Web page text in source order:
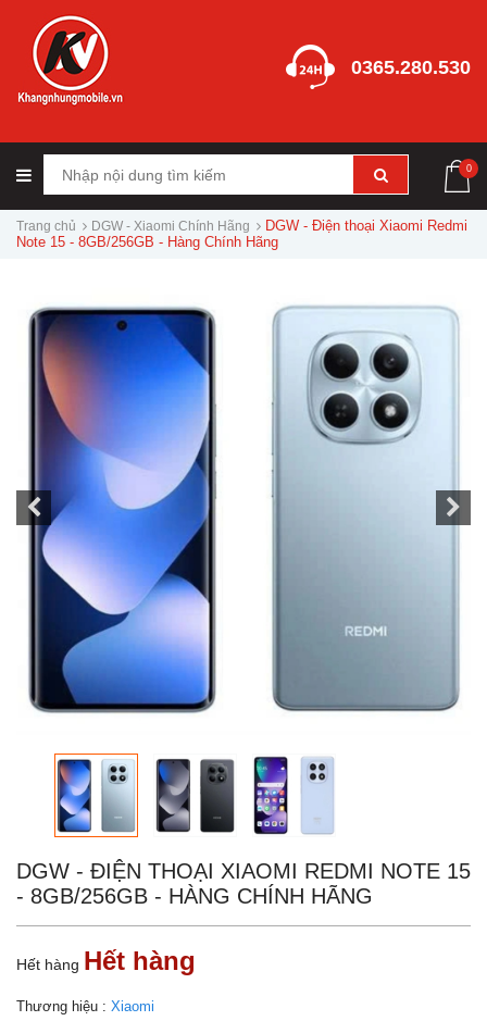
0365.280.530
0
Trang chủ DGW - Xiaomi Chính Hãng
DGW - Điện thoại Xiaomi Redmi
Note 15 - 8GB/256GB - Hàng Chính Hãng
DGW - ĐIỆN THOẠI XIAOMI REDMI NOTE 15
- 8GB/256GB - HÀNG CHÍNH HÃNG
Hết hàng Hết hàng
Thương hiệu : Xiaomi